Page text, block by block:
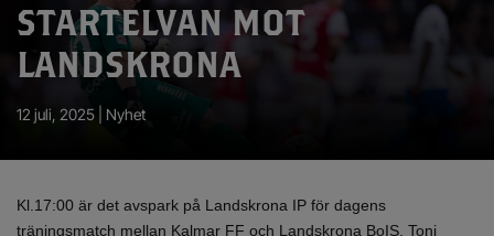
STARTELVAN MOT
LANDSKRONA
12 juli, 2025 | Nyhet
Kl.17:00 är det avspark på Landskrona IP för dagens
träningsmatch mellan Kalmar FF och Landskrona BoIS. Toni